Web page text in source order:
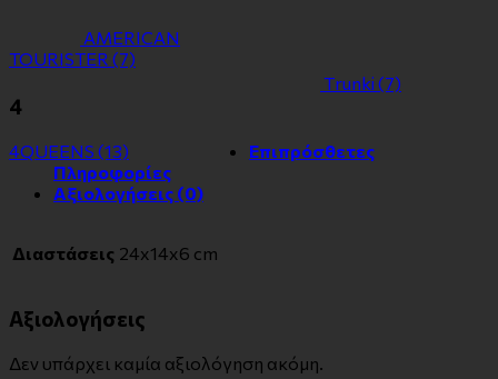
ΑMERICAN
TOURISTER (7)
Τrunki (7)
4
4QUEENS (13)
Επιπρόσθετες
Πληροφορίες
Αξιολογήσεις (0)
Διαστάσεις 24x14x6 cm
Αξιολογήσεις
Δεν υπάρχει καμία αξιολόγηση ακόμη.